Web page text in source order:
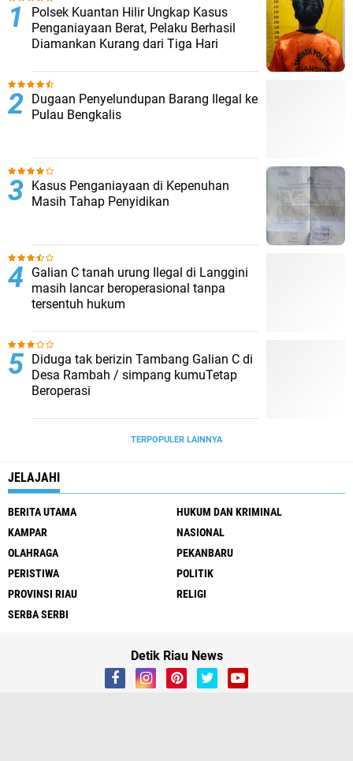
Polsek Kuantan Hilir Ungkap Kasus
Penganiayaan Berat, Pelaku Berhasil
Diamankan Kurang dari Tiga Hari
Dugaan Penyelundupan Barang Ilegal ke
Pulau Bengkalis
Kasus Penganiayaan di Kepenuhan
Masih Tahap Penyidikan
Galian C tanah urung Ilegal di Langgini
masih lancar beroperasional tanpa
tersentuh hukum
Diduga tak berizin Tambang Galian C di
Desa Rambah / simpang kumuTetap
Beroperasi
TERPOPULER LAINNYA
JELAJAHI
BERITA UTAMA
HUKUM DAN KRIMINAL
KAMPAR
NASIONAL
OLAHRAGA
PEKANBARU
PERISTIWA
POLITIK
PROVINSI RIAU
RELIGI
SERBA SERBI
Detik Riau News